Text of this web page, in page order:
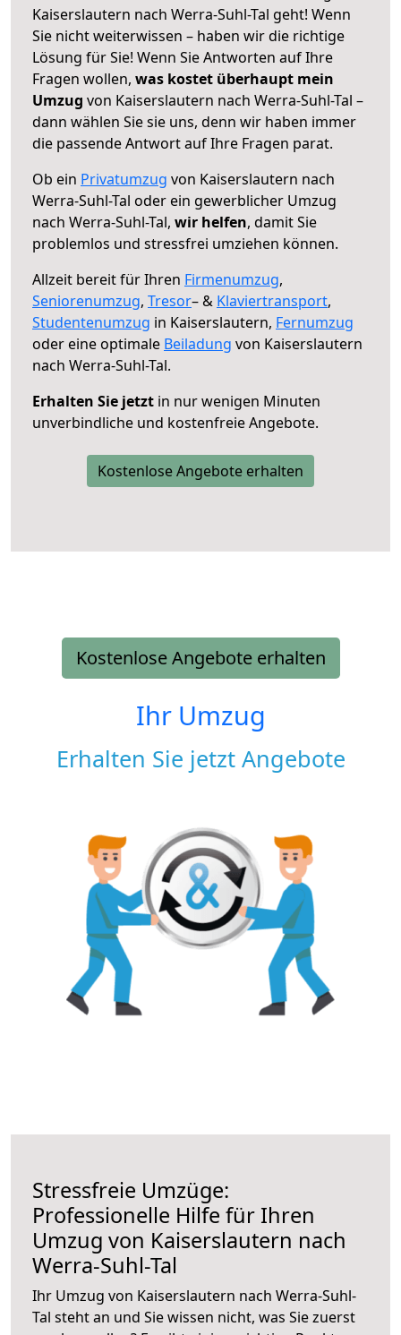
Kaiserslautern nach Werra-Suhl-Tal geht! Wenn
Sie nicht weiterwissen – haben wir die richtige
Lösung für Sie! Wenn Sie Antworten auf Ihre
Fragen wollen, was kostet überhaupt mein
Umzug von Kaiserslautern nach Werra-Suhl-Tal –
dann wählen Sie sie uns, denn wir haben immer
die passende Antwort auf Ihre Fragen parat.
Ob ein Privatumzug von Kaiserslautern nach
Werra-Suhl-Tal oder ein gewerblicher Umzug
nach Werra-Suhl-Tal, wir helfen, damit Sie
problemlos und stressfrei umziehen können.
Allzeit bereit für Ihren Firmenumzug,
Seniorenumzug, Tresor– & Klaviertransport,
Studentenumzug in Kaiserslautern, Fernumzug
oder eine optimale Beiladung von Kaiserslautern
nach Werra-Suhl-Tal.
Erhalten Sie jetzt in nur wenigen Minuten
unverbindliche und kostenfreie Angebote.
Kostenlose Angebote erhalten
Kostenlose Angebote erhalten
Ihr Umzug
Erhalten Sie jetzt Angebote
Stressfreie Umzüge:
Professionelle Hilfe für Ihren
Umzug von Kaiserslautern nach
Werra-Suhl-Tal
Ihr Umzug von Kaiserslautern nach Werra-Suhl-
Tal steht an und Sie wissen nicht, was Sie zuerst